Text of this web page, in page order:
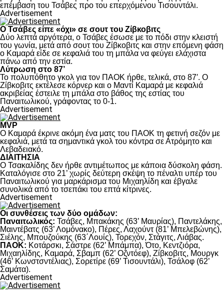
επέμβαση του Τσάβες προ του επερχόμενου Τισουντάλι.
Advertisement
Ο Τσάβες είπε «όχι» σε σουτ του Ζίβκοβιτς
Δύο λεπτά αργότερα, ο Τσάβες έσωσε με το πόδι στην κλειστή
του γωνία, μετά από σουτ του Ζίβκοβιτς και στην επόμενη φάση
ο Καμαρά είδε σε κεφαλιά του τη μπάλα να φεύγει ελάχιστα
πάνω από την εστία.
Λύτρωση στο 87’
Το πολυπόθητο γκολ για τον ΠΑΟΚ ήρθε, τελικά, στο 87′. Ο
Ζίβκοβιτς εκτέλεσε κόρνερ και ο Μαντί Καμαρά με κεφαλιά
ακριβείας έστειλε τη μπάλα στο βάθος της εστίας του
Παναιτωλικού, γράφοντας το 0-1.
Advertisement
MVP
Ο Καμαρά έκρινε ακόμη ένα ματς του ΠΑΟΚ τη φετινή σεζόν με
κεφαλιά, μετά τα σημαντικά γκολ του κόντρα σε Ατρόμητο και
Λεβαδειακό.
ΔΙΑΙΤΗΣΙΑ
Ο Τσακαλίδης δεν ήρθε αντιμέτωπος με κάποια δύσκολη φάση.
Καταλόγισε στο 21’ χωρίς δεύτερη σκέψη το πέναλτι υπέρ του
Παναιτωλικού για μαρκάρισμα του Μιχαηλίδη και έβγαλε
συνολικά από το τσεπάκι του επτά κίτρινες.
Advertisement
Οι συνθέσεις των δύο ομάδων:
Παναιτωλικός: Τσάβες, Μπακάκης (63’ Μαυρίας), Παντελάκης,
Μαιντέβατς (63’ Λομόνακο), Πέρες, Λαχούντ (81’ Μπελεβώνης),
Σιέλης, Μπουζούκης (63΄Λουίς), Τορεχόν, Στάγιτς, Λιάβας.
ΠΑΟΚ: Κοτάρσκι, Σάστρε (62’ Μπάμπα), Ότο, Κεντζιόρα,
Μιχαηλίδης, Καμαρά, Σβαμπ (62’ Οζντόεφ), Ζίβκοβιτς, Μουργκ
(46’ Κωνστσντέλιας), Σορετίρε (69’ Τισουντάλι), Τσάλοφ (62’
Σαμάτα).
Advertisement